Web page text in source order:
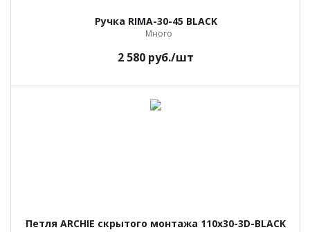
Ручка RIMA-30-45 BLACK
Много
2 580 руб./шт
Петля ARCHIE скрытого монтажа 110х30-3D-BLACK